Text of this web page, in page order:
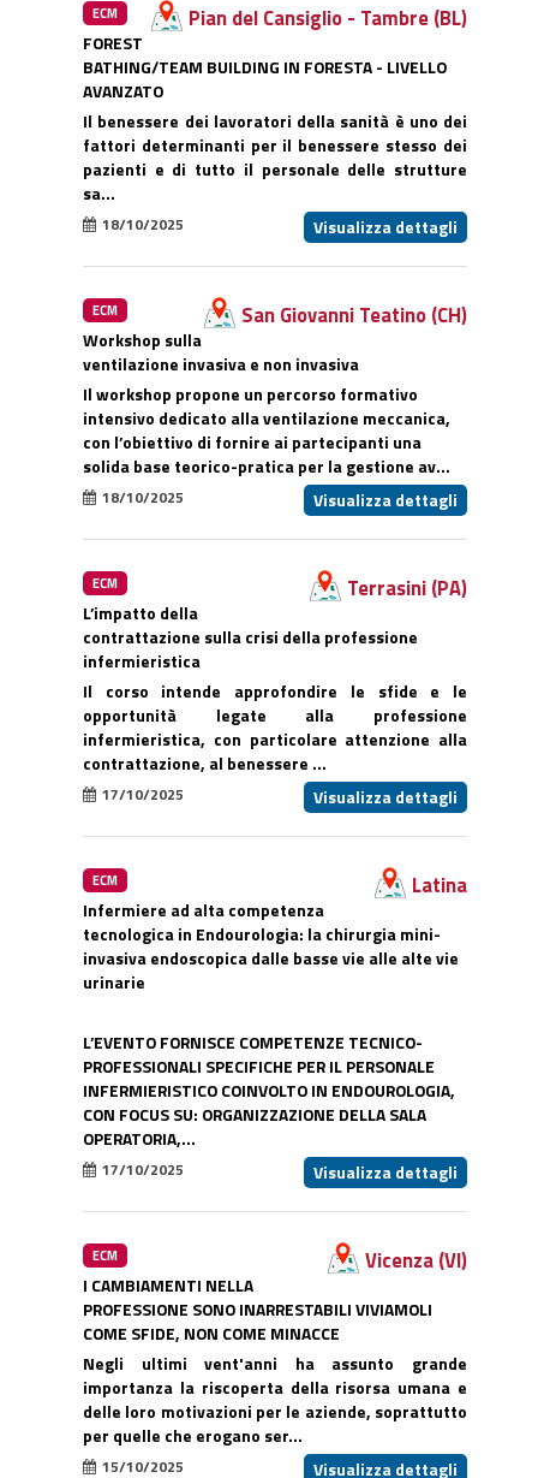
ECM Pian del Cansiglio - Tambre (BL)
FOREST
BATHING/TEAM BUILDING IN FORESTA - LIVELLO
AVANZATO
Il benessere dei lavoratori della sanità è uno dei
fattori determinanti per il benessere stesso dei
pazienti e di tutto il personale delle strutture
sa...
18/10/2025 Visualizza dettagli
ECM San Giovanni Teatino (CH)
Workshop sulla
ventilazione invasiva e non invasiva
Il workshop propone un percorso formativo
intensivo dedicato alla ventilazione meccanica,
con l’obiettivo di fornire ai partecipanti una
solida base teorico-pratica per la gestione av...
18/10/2025 Visualizza dettagli
ECM Terrasini (PA)
L’impatto della
contrattazione sulla crisi della professione
infermieristica
Il corso intende approfondire le sfide e le
opportunità legate alla professione
infermieristica, con particolare attenzione alla
contrattazione, al benessere ...
17/10/2025 Visualizza dettagli
ECM Latina
Infermiere ad alta competenza
tecnologica in Endourologia: la chirurgia mini-
invasiva endoscopica dalle basse vie alle alte vie
urinarie
L’EVENTO FORNISCE COMPETENZE TECNICO-
PROFESSIONALI SPECIFICHE PER IL PERSONALE
INFERMIERISTICO COINVOLTO IN ENDOUROLOGIA,
CON FOCUS SU: ORGANIZZAZIONE DELLA SALA
OPERATORIA,...
17/10/2025 Visualizza dettagli
ECM Vicenza (VI)
I CAMBIAMENTI NELLA
PROFESSIONE SONO INARRESTABILI VIVIAMOLI
COME SFIDE, NON COME MINACCE
Negli ultimi vent'anni ha assunto grande
importanza la riscoperta della risorsa umana e
delle loro motivazioni per le aziende, soprattutto
per quelle che erogano ser...
15/10/2025 Visualizza dettagli